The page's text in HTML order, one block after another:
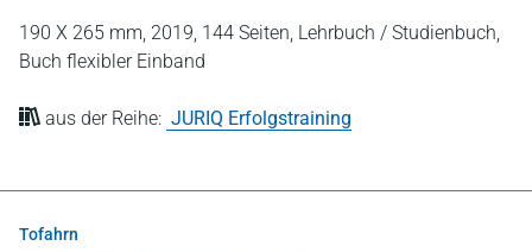
190 X 265 mm, 2019, 144 Seiten, Lehrbuch / Studienbuch,
Buch flexibler Einband
aus der Reihe: JURIQ Erfolgstraining
Tofahrn